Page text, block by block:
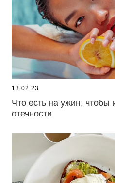
13.02.23
Что есть на ужин, чтобы
отечности